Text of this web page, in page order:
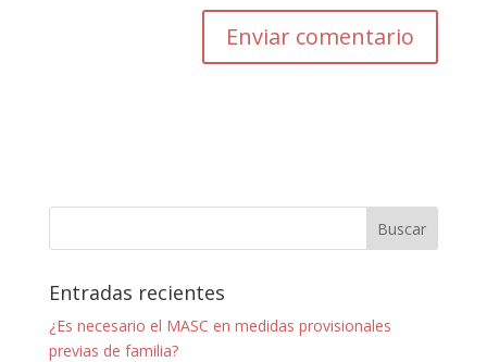
Entradas recientes
¿Es necesario el MASC en medidas provisionales
previas de familia?